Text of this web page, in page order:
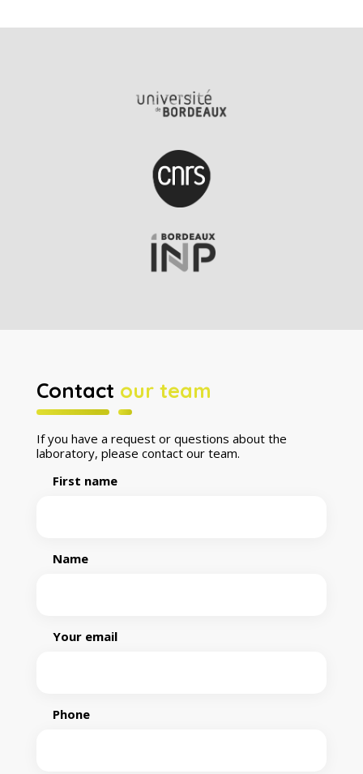
Contact our team
If you have a request or questions about the
laboratory, please contact our team.
First name
Name
Your email
Phone